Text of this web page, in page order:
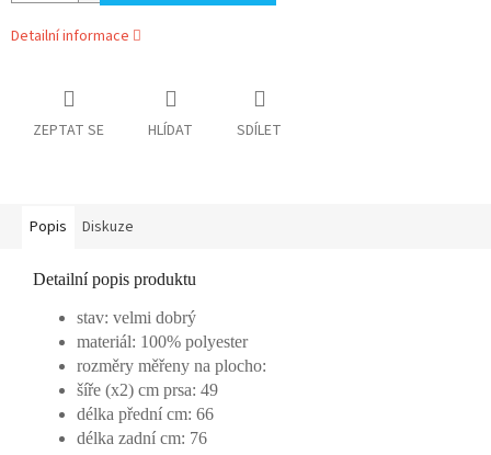
Detailní informace
ZEPTAT SE HLÍDAT SDÍLET
Popis Diskuze
Detailní popis produktu
stav: velmi dobrý
materiál: 100% polyester
rozměry měřeny na plocho:
šíře (x2) cm prsa: 49
délka přední cm: 66
délka zadní cm: 76